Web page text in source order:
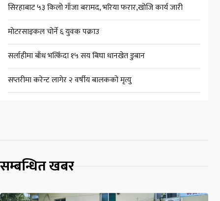
सिरहाबाट ५३ किलो गाँजा बरामद, भरिया फरार,खोजि कार्य जारी
मोटरसाइकल चोर्ने ६ युवक पक्राउ
सर्लाहीमा बाँध भत्किँदा १५ सय बिघा धानखेत डुबान
सप्तरीमा करेन्ट लागेर २ वर्षीय बालकको मृत्यु
सम्बन्धित खबर